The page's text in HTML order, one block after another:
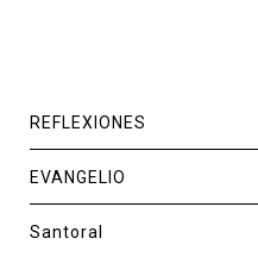
REFLEXIONES
EVANGELIO
Santoral